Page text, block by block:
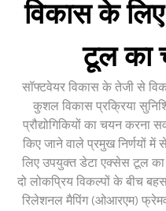
विकास के
टूल का
सॉफ्टवेयर विकास के तेजी से
कुशल विकास प्रक्रिया
प्रौद्योगिकियों का चयन करना
किए जाने वाले प्रमुख निर्णयों
लिए उपयुक्त डेटा एक्सेस टूल
दो लोकप्रिय विकल्पों के बीच
रिलेशनल मैपिंग (ओआरएम)